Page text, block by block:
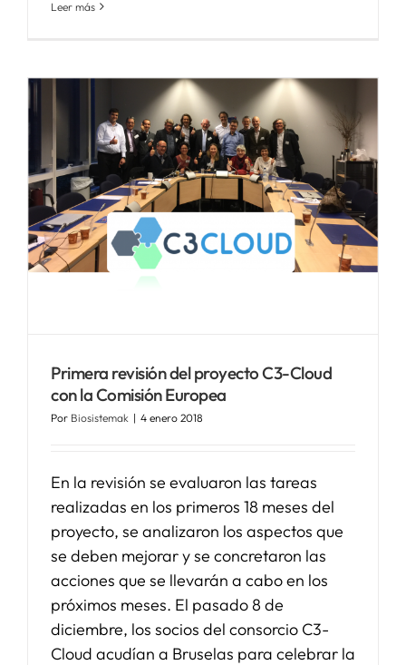
Leer más
Primera revisión del proyecto C3-Cloud
con la Comisión Europea
Por Biosistemak | 4 enero 2018
En la revisión se evaluaron las tareas
realizadas en los primeros 18 meses del
proyecto, se analizaron los aspectos que
se deben mejorar y se concretaron las
acciones que se llevarán a cabo en los
próximos meses. El pasado 8 de
diciembre, los socios del consorcio C3-
Cloud acudían a Bruselas para celebrar la